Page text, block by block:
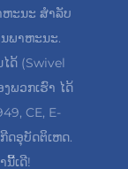
ຫະນະ ສຳລັບ
ພາຫະນະ.
ດ້ (Swivel
ພວກເຮົາ ໄດ້
CE, E-
ດອຸບັດຕິເຫດ.
ນີ້ເດີ!